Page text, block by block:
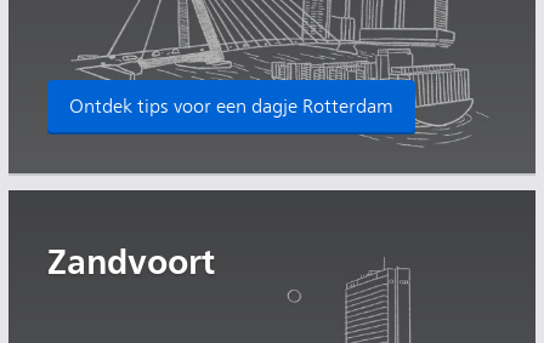
Ontdek tips voor een dagje Rotterdam
Zandvoort